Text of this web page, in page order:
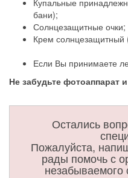
бани);
Солнцезащитные очки;
Крем
Если Вы принимаете
Не забудьте фотоаппарат
Остались
Пожалуйста,
рады помочь с